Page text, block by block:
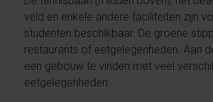
veld en enkele andere faciliteiten zijn
studenten beschikbaar. De groene
restaurants of eetgelegenheden. Aan
een gebouw te vinden met veel
eetgelegenheden.